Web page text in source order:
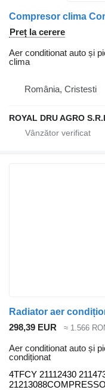
Preț la cerere
Aer conditionat auto și
clima
România, Cristesti
ROYAL DRU AGRO
298,39 EUR ≈ 1.566
Aer conditionat auto și
condiționat
4TFCY 21112430